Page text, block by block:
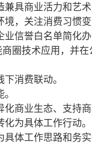
具商业活力和艺术
，关注消费习惯变
信誉白名单简化
圈技术应用，并
消费联动。
商业生态、支持
为具体工作行动。
体工作思路和务